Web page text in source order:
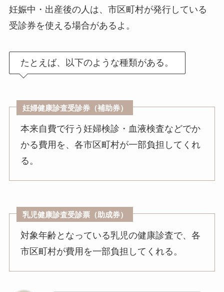
妊娠中・出産後の人は、市区町村が発行している
受診券を使える場合があるよ。
たとえば、以下のような種類がある。
妊婦健康診査受診券（補助券）
本来自費で行う妊婦検診・血液検査などでか
かる費用を、各市区町村が一部負担してくれ
る。
乳児健康診査受診票（助成券）
対象年齢となっている乳児の健康診査で、各
市区町村が費用を一部負担してくれる。